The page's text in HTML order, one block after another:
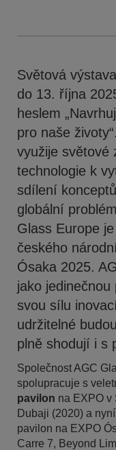
Světová
do 13. října
heslem
pro naše
využije světové
technologie k
sdílení
globální
Glass Europe
českého
Ósaka 2025.
jako
svou sílu
udržitelné
plně shodují i s
Společnost AGC
spolupracuje s
pavilon na EXPO v
Dubaji (2020) a
pavilon na EXPO
Carre 7, Beyond